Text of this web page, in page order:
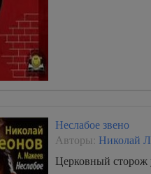
Неслабое звено
Авторы: Николай
Церковный сторож